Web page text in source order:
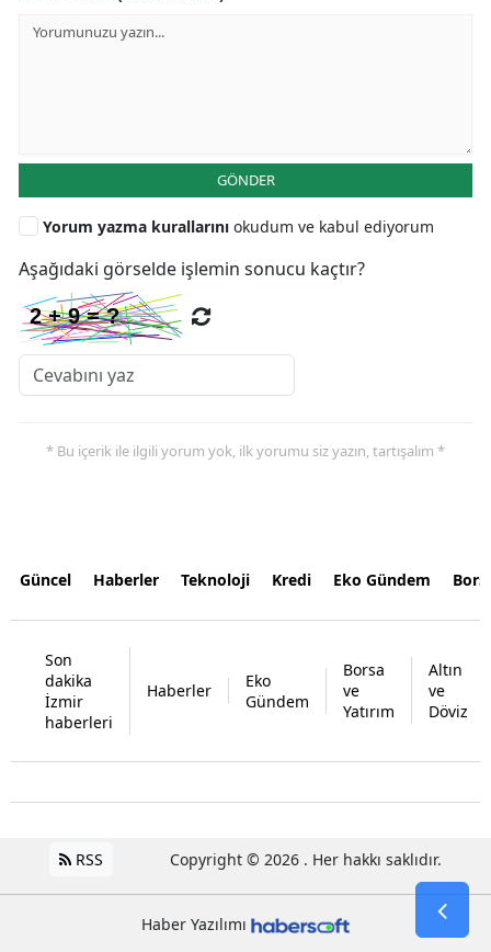
GÖNDER
Yorum yazma kurallarını okudum ve kabul ediyorum
Aşağıdaki görselde işlemin sonucu kaçtır?
* Bu içerik ile ilgili yorum yok, ilk yorumu siz yazın, tartışalım *
Güncel Haberler Teknoloji Kredi Eko Gündem
Son
dakika
İzmir
haberleri
Haberler
Eko
Gündem
Borsa
ve
Yatırım
Altın
ve
Döviz
RSS Copyright © 2026 . Her hakkı saklıdır.
Haber Yazılımı